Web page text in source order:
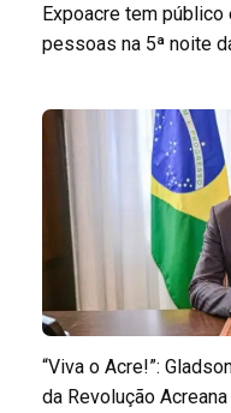
Expoacre tem
pessoas na 5ª noite
“Viva o Acre!”:
da Revolução